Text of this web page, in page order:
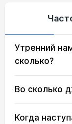
16, Вс 02:22
18, Вт 02:24
19, Ср 02:25
Утренний
сколько?
Во сколько
Когда